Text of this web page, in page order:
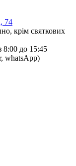
74
крім святкових
8:00 до 15:45
whatsApp)